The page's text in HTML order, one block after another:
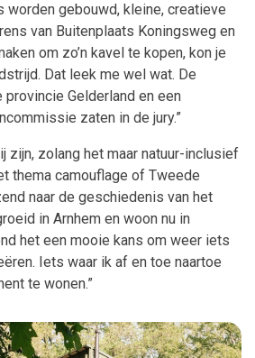
worden gebouwd, kleine, creatieve
van Buitenplaats Koningsweg en
om zo’n kavel te kopen, kon je
Dat leek me wel wat. De
provincie Gelderland en een
zaten in de jury.”
zijn, zolang het maar natuur-inclusief
thema camouflage of Tweede
naar de geschiedenis van het
in Arnhem en woon nu in
het een mooie kans om weer iets
Iets waar ik af en toe naartoe
te wonen.”